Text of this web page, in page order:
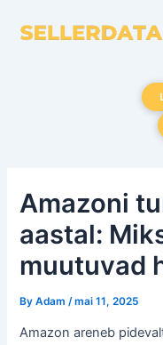
Amazoni
aastal:
muutuvad
ByAdam /mai 11, 2025
Amazon areneb